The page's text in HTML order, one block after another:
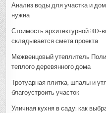
Анализ воды для участка и
нужна
Стоимость архитектурной 3D-
складывается смета проекта
Межвенцовый утеплитель
теплого деревянного дома
Тротуарная плитка, шпалы и
благоустроить участок
Уличная кухня в саду: как